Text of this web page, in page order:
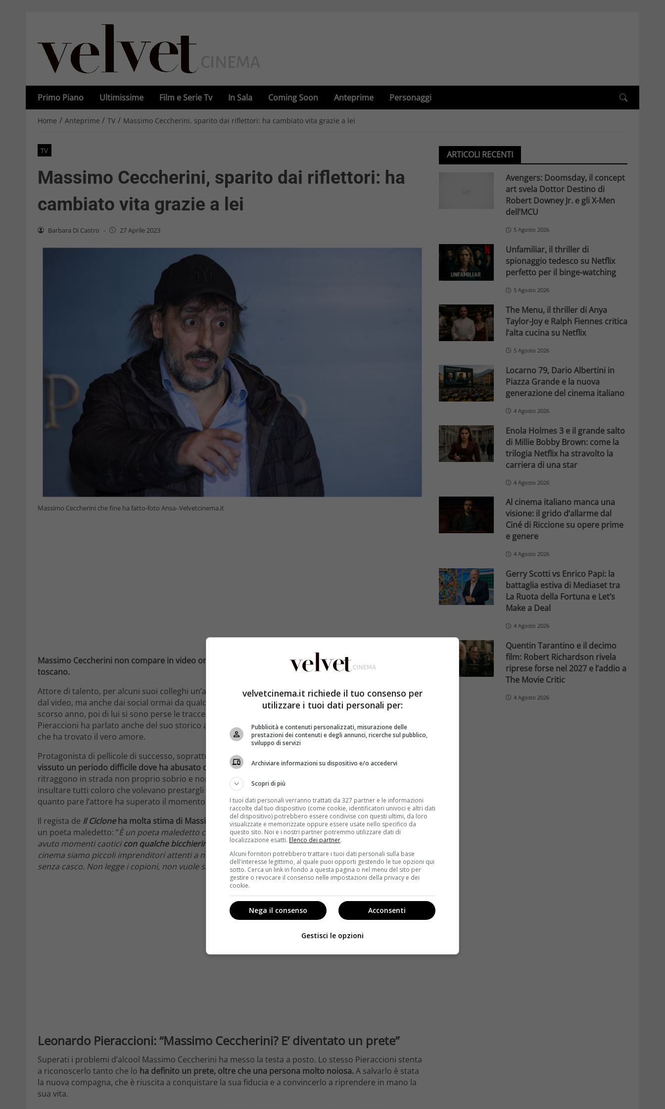
Primo Piano Ultimissime Film e Serie Tv In Sala Coming Soon Anteprime Personaggi
Home / Anteprime / TV / Massimo Ceccherini, sparito dai riflettori: ha cambiato vita grazie a lei
TV
Massimo Ceccherini, sparito dai riflettori: ha
cambiato vita grazie a lei
Barbara Di Castro - 27 Aprile 2023
Massimo Ceccherini che fine ha fatto-foto Ansa- Velvetcinema.it
Massimo Ceccherini non compare in video ormai da tempo: ecco che fine ha fatto l’esuberante attore
toscano.
Attore di talento, per alcuni suoi colleghi un’artista unico e spontaneo, Massimo Ceccherini è lontano
dal video, ma anche dai social ormai da qualche mese. Il suo ultimo post Instagram risale ad Aprile dello
scorso anno, poi di lui si sono perse le tracce. Nell’intervista rilasciata al
Corriere della sera
Leonardo
Pieraccioni ha parlato anche del suo storico amico e ha rassicurato i fan affermando che oggi sta bene e
che ha trovato il vero amore.
Protagonista di pellicole di successo, soprattutto spalla di Pieraccioni in tanti suoi film
vissuto un periodo difficile dove ha abusato dell’alcool. In rete sono presenti alcuni filmati che lo
ritraggono in strada non proprio sobrio e nonostante i tentativi delle persone d’aiutarlo ha continuato a
insultare tutti coloro che volevano prestargli soccorso. Le immagini sono decisamente critiche, ma a
quanto pare l’attore ha superato il momento no e ora vive in campagna, vicino Pistoia.
Il regista de Il Cicloneha molta stima di Massimo Ceccherini,nonostante i suoi alti e bassi lo considera
un poeta maledetto: “È un poeta maledetto che da ragazzino faceva l’imbianchino col su’ babbo. Ha
avuto momenti caoticicon qualche bicchierino di rum di troppo.Era il terrore delle feste. Noi gente di
cinema siamo piccoli imprenditori attenti a non sbagliare, lui è un vero artista, va giù dritto a 200 all’ora
senza casco. Non legge i copioni, non vuole sapere niente.”
Leonardo Pieraccioni: “Massimo Ceccherini? E’ diventato un prete”
Superati i problemi d’alcool Massimo Ceccherini ha messo la testa a posto. Lo stesso Pieraccioni stenta
a riconoscerlo tanto che lo ha definito un prete, oltre che una persona molto noiosa.A salvarlo è stata
la nuova compagna, che è riuscita a conquistare la sua fiducia e a convincerlo a riprendere in mano la
sua vita.
ARTICOLI RECENTI
Avengers: Doomsday, il concept
art svela Dottor Destino di
Robert Downey Jr. e gli X-Men
dell’MCU
5 Agosto 2026
Unfamiliar, il thriller di
spionaggio tedesco su Netflix
perfetto per il binge-watching
5 Agosto 2026
The Menu, il thriller di Anya
Taylor-Joy e Ralph Fiennes critica
l’alta cucina su Netflix
5 Agosto 2026
Locarno 79, Dario Albertini in
Piazza Grande e la nuova
generazione del cinema italiano
4 Agosto 2026
Enola Holmes 3 e il grande salto
di Millie Bobby Brown: come la
trilogia Netflix ha stravolto la
carriera di una star
4 Agosto 2026
Al cinema italiano manca una
visione: il grido d’allarme dal
Ciné di Riccione su opere prime
e genere
4 Agosto 2026
Gerry Scotti vs Enrico Papi: la
battaglia estiva di Mediaset tra
La Ruota della Fortuna e Let’s
Make a Deal
4 Agosto 2026
Quentin Tarantino e il decimo
film: Robert Richardson rivela
riprese forse nel 2027 e l’addio a
The Movie Critic
4 Agosto 2026
velvetcinema.it richiede il tuo consenso per
utilizzare i tuoi dati personali per:
Pubblicità e contenuti personalizzati, misurazione delle
prestazioni dei contenuti e degli annunci, ricerche sul pubblico,
sviluppo di servizi
Archiviare informazioni su dispositivo e/o accedervi
Scopri di più
I tuoi dati personali verranno trattati da 327 partner e le informazioni
raccolte dal tuo dispositivo (come cookie, identificatori univoci e altri dati
del dispositivo) potrebbero essere condivise con questi ultimi, da loro
visualizzate e memorizzate oppure essere usate nello specifico da
questo sito. Noi e i nostri partner potremmo utilizzare dati di
localizzazione esatti. Elenco dei partner.
Alcuni fornitori potrebbero trattare i tuoi dati personali sulla base
dell'interesse legittimo, al quale puoi opporti gestendo le tue opzioni qui
sotto. Cerca un link in fondo a questa pagina o nel menu del sito per
gestire o revocare il consenso nelle impostazioni della privacy e dei
cookie.
Acconsenti
Nega il consenso
Gestisci le opzioni